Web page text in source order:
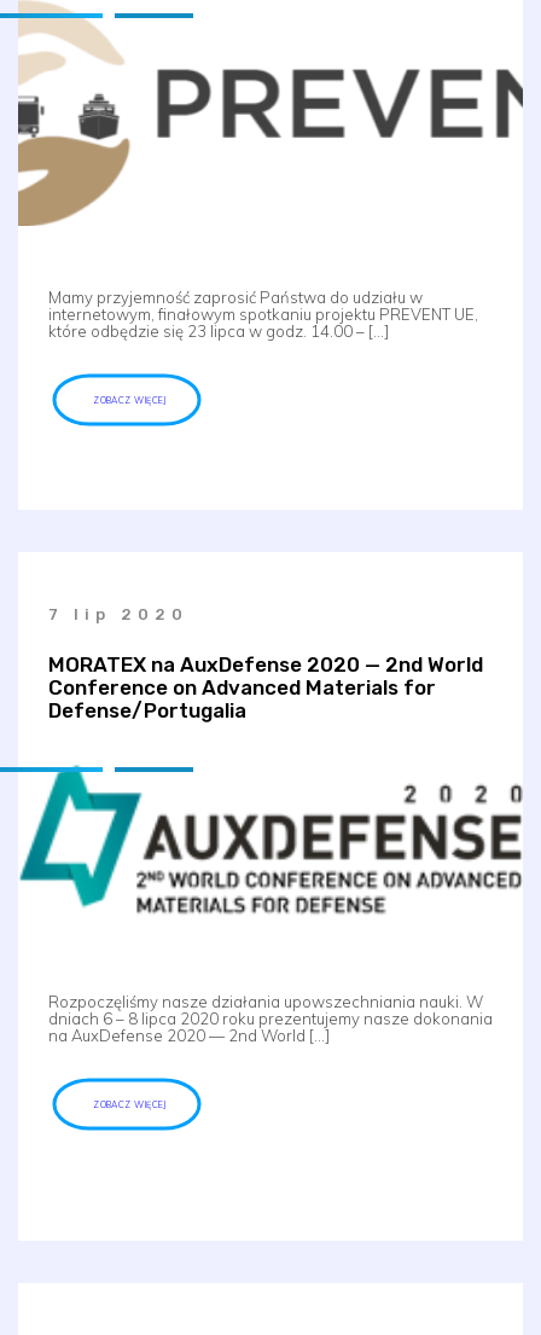
Mamy przyjemność zaprosić Państwa do udziału w
internetowym, finałowym spotkaniu projektu PREVENT UE,
które odbędzie się 23 lipca w godz. 14.00 – […]
ZOBACZ WIĘCEJ
7 lip 2020
MORATEX na AuxDefense 2020 — 2nd World
Conference on Advanced Materials for
Defense/Portugalia
Rozpoczęliśmy nasze działania upowszechniania nauki. W
dniach 6 – 8 lipca 2020 roku prezentujemy nasze dokonania
na AuxDefense 2020 — 2nd World […]
ZOBACZ WIĘCEJ